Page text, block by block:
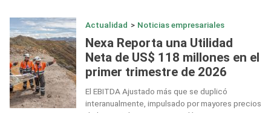
Actualidad > Noticias empresariales
Nexa Reporta una Utilidad
Neta de US$ 118 millones en el
primer trimestre de 2026
El EBITDA Ajustado más que se duplicó
interanualmente, impulsado por mayores precios